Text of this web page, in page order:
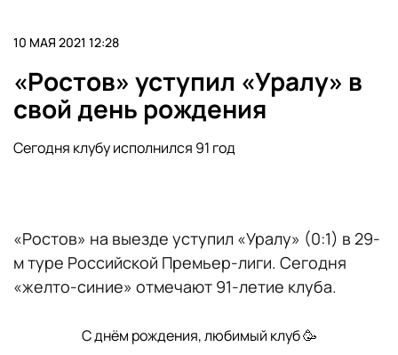
10 МАЯ 2021 12:28
«Ростов» уступил «Уралу» в
свой день рождения
Сегодня клубу исполнился 91 год
«Ростов» на выезде уступил «Уралу» (0:1) в 29-
м туре Российской Премьер-лиги. Сегодня
«желто-синие» отмечают 91-летие клуба.
С днём рождения, любимый клуб 🥳